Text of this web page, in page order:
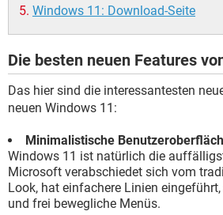
Windows 11: Download-Seite
Die besten neuen Features
Das hier sind die interessantesten
neuen Windows 11:
Minimalistische
Windows 11 ist natürlich die
Microsoft verabschiedet sich vom
Look, hat einfachere Linien
und frei bewegliche Menüs.